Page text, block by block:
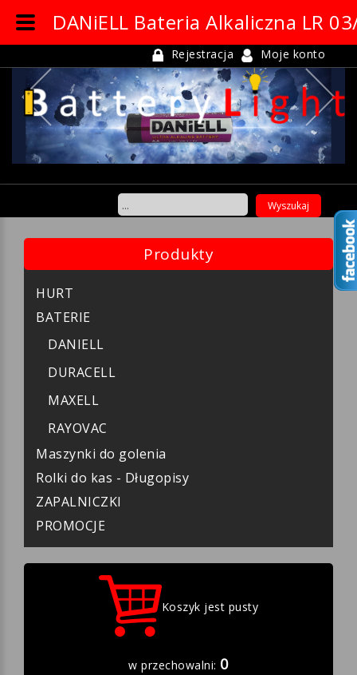
Rejestracja Moje konto
Previous
Produkty
HURT
BATERIE
DANIELL
DURACELL
MAXELL
RAYOVAC
Maszynki do golenia
Rolki do kas - Długopisy
ZAPALNICZKI
PROMOCJE
Koszyk jest pusty
w przechowalni: 0
DANiELL Bateria Alkaliczna LR